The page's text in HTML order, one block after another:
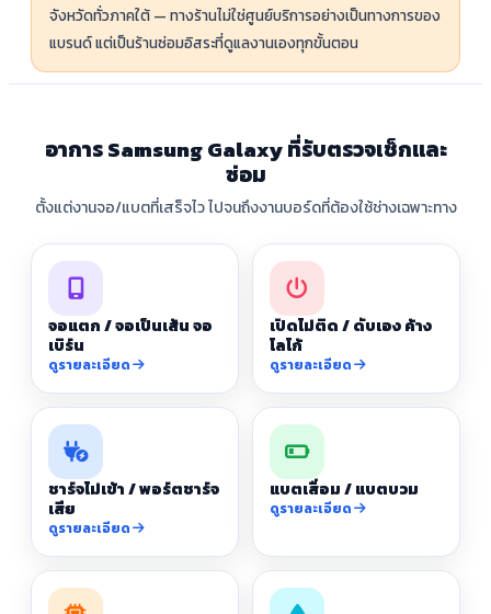
จังหวัดทั่วภาคใต้ — ทางร้านไม่ใช่ศูนย์บริการอย่างเป็นทางการของ
แบรนด์ แต่เป็นร้านซ่อมอิสระที่ดูแลงานเองทุกขั้นตอน
อาการ Samsung Galaxy ที่รับตรวจเช็กและ
ซ่อม
ตั้งแต่งานจอ/แบตที่เสร็จไว ไปจนถึงงานบอร์ดที่ต้องใช้ช่างเฉพาะทาง
จอแตก / จอเป็นเส้น จอ
เบิร์น
ดูรายละเอียด
เปิดไม่ติด / ดับเอง ค้าง
โลโก้
ดูรายละเอียด
ชาร์จไม่เข้า / พอร์ตชาร์จ
เสีย
ดูรายละเอียด
แบตเสื่อม / แบตบวม
ดูรายละเอียด